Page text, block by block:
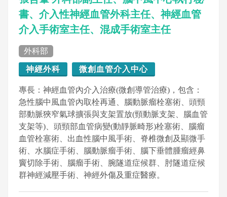
書、介入性神經血管外科主任、神經血管
介入手術室主任、混成手術室主任
外科部
神經外科 微創血管介入中心
專長：神經血管內介入治療(微創導管治療)，包含：
急性腦中風血管內取栓再通、腦動脈瘤栓塞術、頭頸
部動脈狹窄氣球擴張與支架置放(頸動脈支架、腦血管
支架等)、頭頸部血管病變(動靜脈畸形)栓塞術、腦瘤
血管栓塞術、出血性腦中風手術、脊椎微創及顯微手
術、水腦症手術、腦動脈瘤手術、腦下垂體腫瘤經鼻
竇切除手術、腦瘤手術、腕隧道症候群、肘隧道症候
群神經減壓手術、神經外傷及重症醫療。